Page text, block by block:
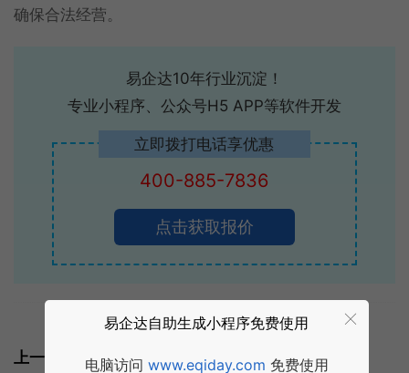
确保合法经营。
易企达10年行业沉淀！
专业小程序、公众号H5 APP等软件开发
立即拨打电话享优惠
400-885-7836
点击获取报价
标签: 微信小程序 小程序运营
上一篇:
易企达自助生成小程序免费使用
电脑访问 www.eqiday.com 免费使用